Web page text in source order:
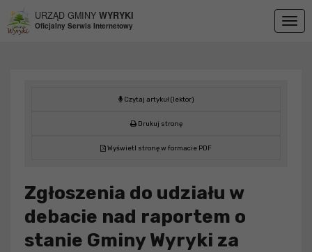
URZĄD GMINY WYRYKI
Oficjalny Serwis Internetowy
Czytaj artykuł (lektor)
Drukuj stronę
Wyświetl stronę w formacie PDF
Zgłoszenia do udziału w
debacie nad raportem o
stanie Gminy Wyryki za